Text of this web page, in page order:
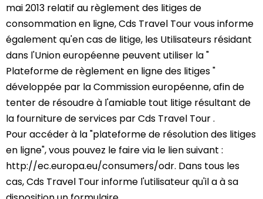
mai 2013 relatif au règlement des litiges de
consommation en ligne, Cds Travel Tour vous informe
également qu'en cas de litige, les Utilisateurs résidant
dans l'Union européenne peuvent utiliser la "
Plateforme de règlement en ligne des litiges "
développée par la Commission européenne, afin de
tenter de résoudre à l'amiable tout litige résultant de
la fourniture de services par Cds Travel Tour .
Pour accéder à la "plateforme de résolution des litiges
en ligne", vous pouvez le faire via le lien suivant :
http://ec.europa.eu/consumers/odr. Dans tous les
cas, Cds Travel Tour informe l'utilisateur qu'il a à sa